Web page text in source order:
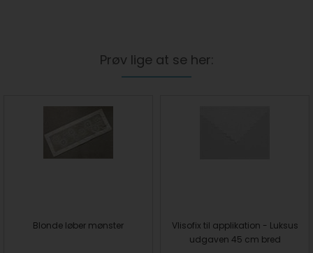
Prøv lige at se her:
Blonde løber mønster
Vlisofix til applikation - Luksus
udgaven 45 cm bred